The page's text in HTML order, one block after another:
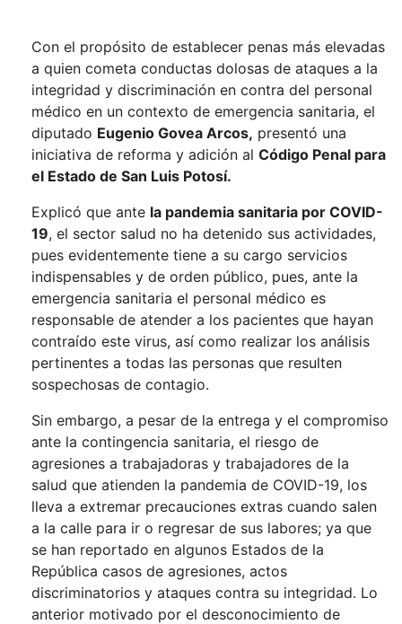
Con el propósito de establecer penas más elevadas
a quien cometa conductas dolosas de ataques a la
integridad y discriminación en contra del personal
médico en un contexto de emergencia sanitaria, el
diputado Eugenio Govea Arcos, presentó una
iniciativa de reforma y adición al Código Penal para
el Estado de San Luis Potosí.
Explicó que ante la pandemia sanitaria por COVID-
19, el sector salud no ha detenido sus actividades,
pues evidentemente tiene a su cargo servicios
indispensables y de orden público, pues, ante la
emergencia sanitaria el personal médico es
responsable de atender a los pacientes que hayan
contraído este virus, así como realizar los análisis
pertinentes a todas las personas que resulten
sospechosas de contagio.
Sin embargo, a pesar de la entrega y el compromiso
ante la contingencia sanitaria, el riesgo de
agresiones a trabajadoras y trabajadores de la
salud que atienden la pandemia de COVID-19, los
lleva a extremar precauciones extras cuando salen
a la calle para ir o regresar de sus labores; ya que
se han reportado en algunos Estados de la
República casos de agresiones, actos
discriminatorios y ataques contra su integridad. Lo
anterior motivado por el desconocimiento de